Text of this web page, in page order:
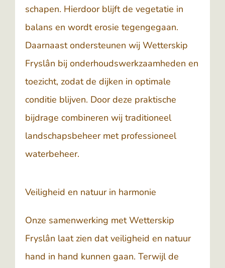
schapen. Hierdoor blijft de vegetatie in
balans en wordt erosie tegengegaan.
Daarnaast ondersteunen wij Wetterskip
Fryslân bij onderhoudswerkzaamheden en
toezicht, zodat de dijken in optimale
conditie blijven. Door deze praktische
bijdrage combineren wij traditioneel
landschapsbeheer met professioneel
waterbeheer.
Veiligheid en natuur in harmonie
Onze samenwerking met Wetterskip
Fryslân laat zien dat veiligheid en natuur
hand in hand kunnen gaan. Terwijl de